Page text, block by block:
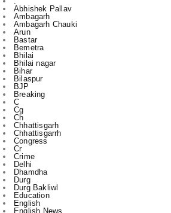
Bastar
Bemetra
Bhilai
Bhilai nagar
Bihar
Bilaspur
BJP
Breaking
C
Cg
Ch
Chhattisgarh
Chhattisgarrh
Congress
Cr
Crime
Delhi
Dhamdha
Durg
Durg Bakliwl
Education
English
English News
Featured
gadgets
gajendra yadav
HTC